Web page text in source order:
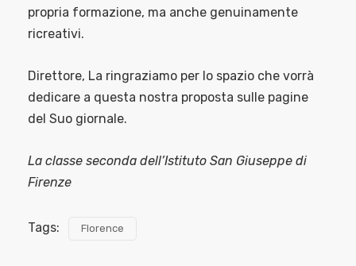
propria formazione, ma anche genuinamente
ricreativi.
Direttore, La ringraziamo per lo spazio che vorrà
dedicare a questa nostra proposta sulle pagine
del Suo giornale.
La classe seconda dell’Istituto San Giuseppe di
Firenze
Tags: Florence